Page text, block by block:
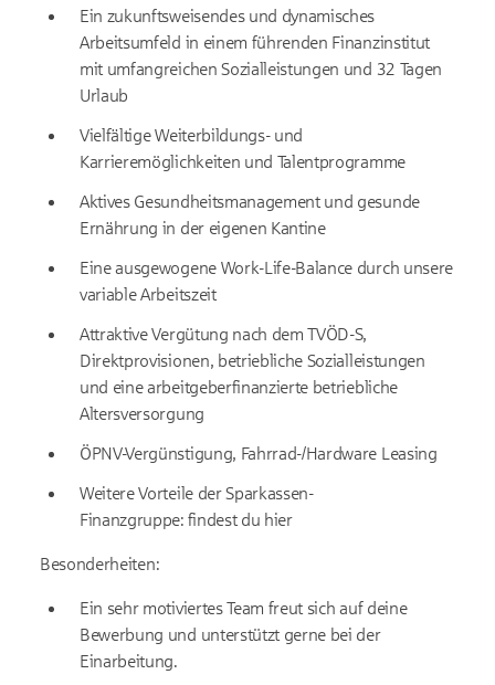
Ein zukunftsweisendes und dynamisches
Arbeitsumfeld in einem führenden Finanzinstitut
mit umfangreichen Sozialleistungen und 32 Tagen
Urlaub
Vielfältige Weiterbildungs- und
Karrieremöglichkeiten und Talentprogramme
Aktives Gesundheitsmanagement und gesunde
Ernährung in der eigenen Kantine
Eine ausgewogene Work-Life-Balance durch unsere
variable Arbeitszeit
Attraktive Vergütung nach dem TVÖD-S,
Direktprovisionen, betriebliche Sozialleistungen
und eine arbeitgeberfinanzierte betriebliche
Altersversorgung
ÖPNV-Vergünstigung, Fahrrad-/Hardware Leasing
Weitere Vorteile der Sparkassen-
Finanzgruppe: findest du hier
Besonderheiten:
Ein sehr motiviertes Team freut sich auf deine
Bewerbung und unterstützt gerne bei der
Einarbeitung.